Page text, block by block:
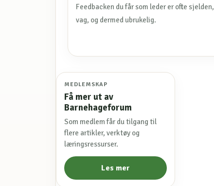
Feedbacken du får som leder er ofte sjelden,
vag, og dermed ubrukelig.
MEDLEMSKAP
Få mer ut av
Barnehageforum
Som medlem får du tilgang til
flere artikler, verktøy og
læringsressurser.
Les mer